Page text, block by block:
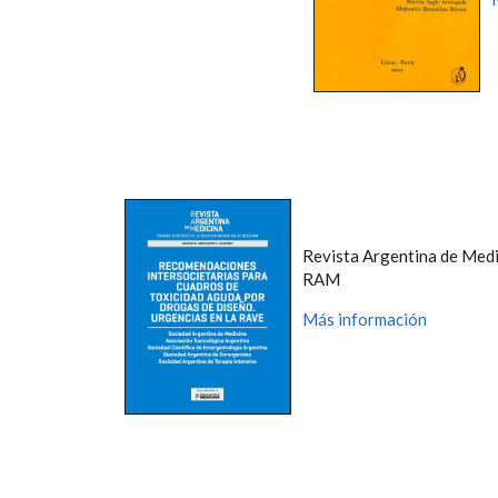
Revista Argentina de
RAM
Más información